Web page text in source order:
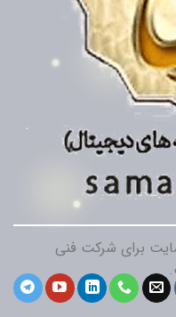
برای شرکت فنی